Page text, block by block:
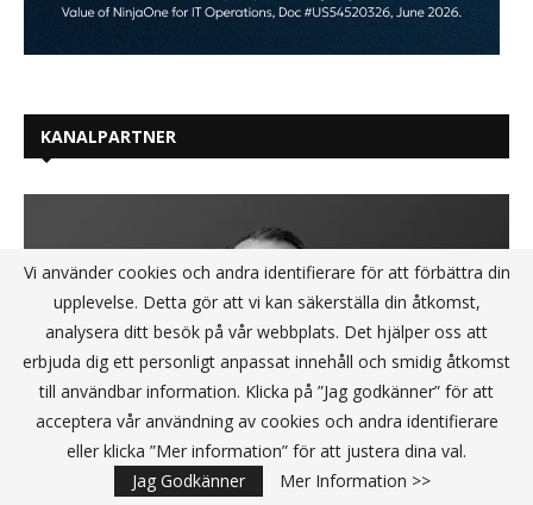
KANALPARTNER
Vi använder cookies och andra identifierare för att förbättra din
upplevelse. Detta gör att vi kan säkerställa din åtkomst,
analysera ditt besök på vår webbplats. Det hjälper oss att
erbjuda dig ett personligt anpassat innehåll och smidig åtkomst
till användbar information. Klicka på ”Jag godkänner” för att
acceptera vår användning av cookies och andra identifierare
eller klicka ”Mer information” för att justera dina val.
Jag Godkänner
Mer Information >>